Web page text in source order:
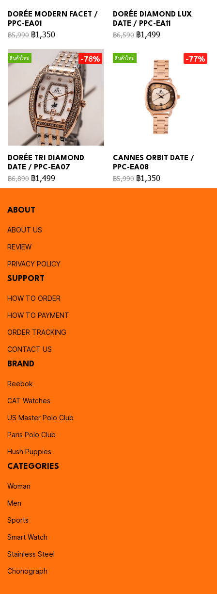
DORÉE MODERN FACET /
PPC-EA01
฿5,990 ฿1,350
DORÉE DIAMOND LUX
DATE / PPC-EA11
฿6,590 ฿1,499
สินค้าใหม่ -78%
DORÉE TRI DIAMOND
DATE / PPC-EA07
฿6,890 ฿1,499
สินค้าใหม่ -77%
CANNES ORBIT DATE /
PPC-EA08
฿5,990 ฿1,350
ABOUT
ABOUT US
REVIEW
PRIVACY POLICY
SUPPORT
HOW TO ORDER
HOW TO PAYMENT
ORDER TRACKING
CONTACT US
BRAND
Reebok
CAT Watches
US Master Polo Club
Paris Polo Club
Hush Puppies
CATEGORIES
Woman
Men
Sports
Smart Watch
Stainless Steel
Chonograph